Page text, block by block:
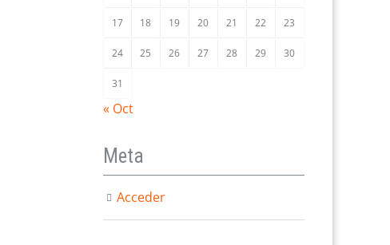
17 18 19 20 21 22 23
24 25 26 27 28 29 30
31
« Oct
Meta
Acceder